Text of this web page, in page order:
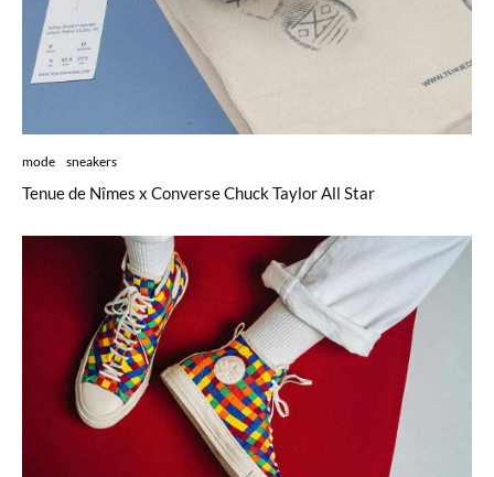
mode sneakers
Tenue de Nîmes x Converse Chuck Taylor All Star